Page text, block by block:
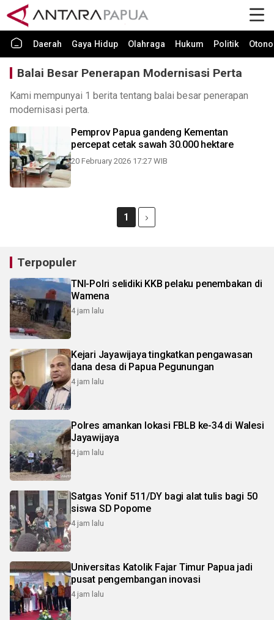
Daerah Gaya Hidup Olahraga Hukum Politik
Balai Besar Penerapan Modernisasi Perta
Kami mempunyai 1 berita tentang balai besar penerapan
modernisasi perta.
Pemprov Papua gandeng Kementan
percepat cetak sawah 30.000 hektare
20 February 2026 17:27 WIB
1
Terpopuler
TNI-Polri selidiki KKB pelaku penembakan di
Wamena
4 jam lalu
Kejari Jayawijaya tingkatkan pengawasan
dana desa di Papua Pegunungan
4 jam lalu
Polres amankan lokasi FBLB ke-34 di Walesi
Jayawijaya
4 jam lalu
Satgas Yonif 511/DY bagi alat tulis bagi 50
siswa SD Popome
4 jam lalu
Universitas Katolik Fajar Timur Papua jadi
pusat pengembangan inovasi
4 jam lalu